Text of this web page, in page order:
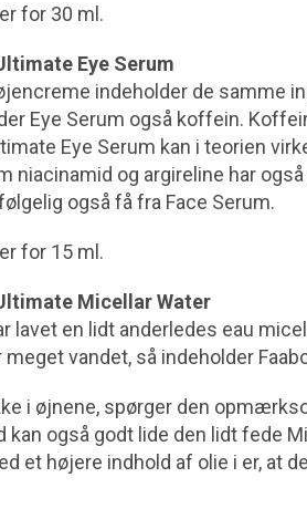
for 30 ml.
Eye Serum
indeholder de samme
Eye Serum også koffein.
Eye Serum kan i teorien
niacinamid og argireline har
også få fra Face Serum.
for 15 ml.
Micellar Water
lavet en lidt anderledes eau
vandet, så indeholder
i øjnene, spørger den
kan også godt lide den lidt fede
et højere indhold af olie i er, at